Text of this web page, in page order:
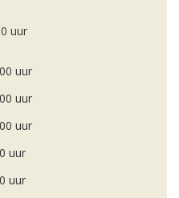
uur
uur
uur
uur
uur
uur